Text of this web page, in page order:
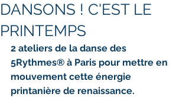
DANSONS ! C'EST LE
PRINTEMPS
2 ateliers de la danse des
5Rythmes® à Paris pour mettre en
mouvement cette énergie
printanière de renaissance.